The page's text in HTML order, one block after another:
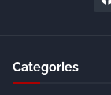
Categories